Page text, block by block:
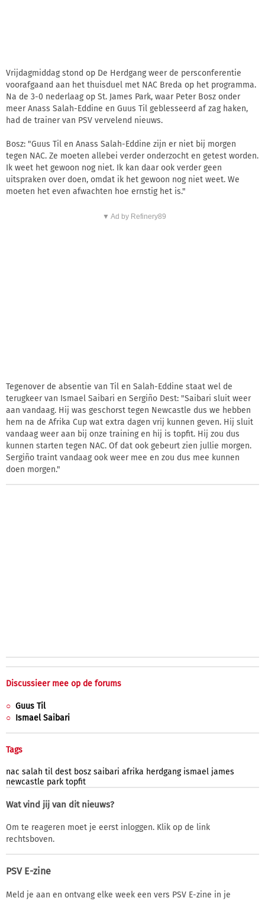
Vrijdagmiddag stond op De Herdgang weer de persconferentie
voorafgaand aan het thuisduel met NAC Breda op het programma.
Na de 3-0 nederlaag op St. James Park, waar Peter Bosz onder
meer Anass Salah-Eddine en Guus Til geblesseerd af zag haken,
had de trainer van PSV vervelend nieuws.
Bosz: "Guus Til en Anass Salah-Eddine zijn er niet bij morgen
tegen NAC. Ze moeten allebei verder onderzocht en getest worden.
Ik weet het gewoon nog niet. Ik kan daar ook verder geen
uitspraken over doen, omdat ik het gewoon nog niet weet. We
moeten het even afwachten hoe ernstig het is."
▼ Ad by Refinery89
Tegenover de absentie van Til en Salah-Eddine staat wel de
terugkeer van Ismael Saibari en Sergiño Dest: "Saibari sluit weer
aan vandaag. Hij was geschorst tegen Newcastle dus we hebben
hem na de Afrika Cup wat extra dagen vrij kunnen geven. Hij sluit
vandaag weer aan bij onze training en hij is topfit. Hij zou dus
kunnen starten tegen NAC. Of dat ook gebeurt zien jullie morgen.
Sergiño traint vandaag ook weer mee en zou dus mee kunnen
doen morgen."
Discussieer mee op de forums
Guus Til
Ismael Saibari
Tags
nac salah til dest bosz saibari afrika herdgang ismael james
newcastle park topfit
Wat vind jij van dit nieuws?
Om te reageren moet je eerst inloggen. Klik op de link
rechtsboven.
PSV E-zine
Meld je aan en ontvang elke week een vers PSV E-zine in je